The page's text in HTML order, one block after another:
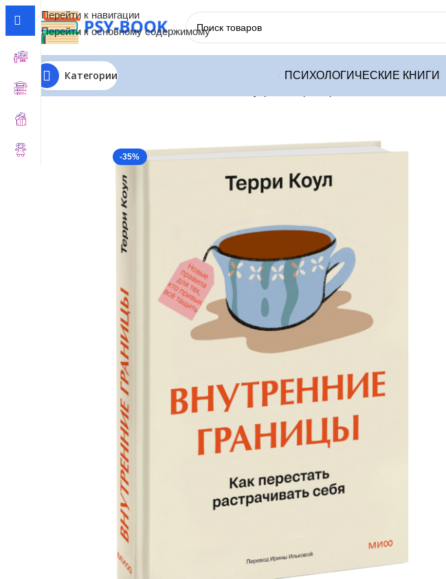
Перейти к навигации
Перейти к основному содержимому
Категории ПСИХОЛОГИЧЕСКИЕ КНИГИ
Главная Психологические Книги
-35%